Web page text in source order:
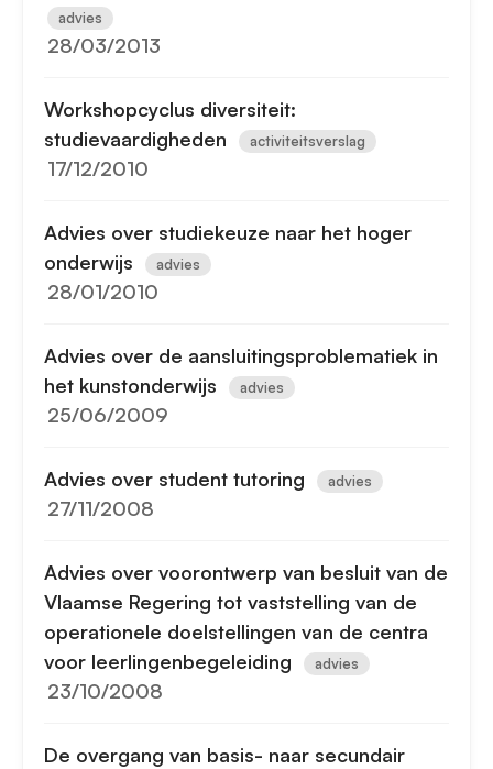
advies
28/03/2013
Workshopcyclus diversiteit:
studievaardigheden
activiteitsverslag
17/12/2010
Advies over studiekeuze naar het hoger
onderwijs
advies
28/01/2010
Advies over de aansluitingsproblematiek in
het kunstonderwijs
advies
25/06/2009
Advies over student tutoring advies
27/11/2008
Advies over voorontwerp van besluit van de
Vlaamse Regering tot vaststelling van de
operationele doelstellingen van de centra
voor leerlingenbegeleiding
advies
23/10/2008
De overgang van basis- naar secundair